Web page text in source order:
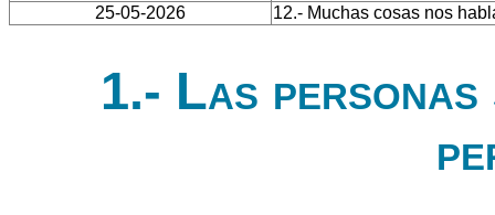
25-05-2026
12.- Muchas cosas nos
1.- Las personas